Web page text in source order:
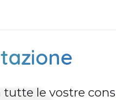
le vostre